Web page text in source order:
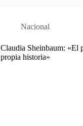
Nacional
Claudia Sheinbaum: «El
propia historia»